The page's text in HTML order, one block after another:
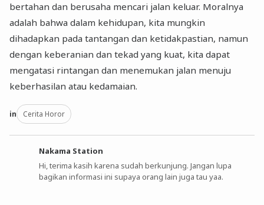
bertahan dan berusaha mencari jalan keluar. Moralnya
adalah bahwa dalam kehidupan, kita mungkin
dihadapkan pada tantangan dan ketidakpastian, namun
dengan keberanian dan tekad yang kuat, kita dapat
mengatasi rintangan dan menemukan jalan menuju
keberhasilan atau kedamaian.
in Cerita Horor
Nakama Station
Hi, terima kasih karena sudah berkunjung. Jangan lupa
bagikan informasi ini supaya orang lain juga tau yaa.